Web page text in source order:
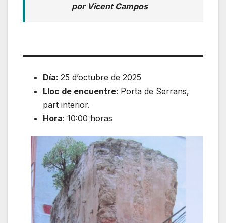
por Vicent Campos
Día: 25 d’octubre de 2025
Lloc de encuentre: Porta de Serrans,
part interior.
Hora: 10:00 horas